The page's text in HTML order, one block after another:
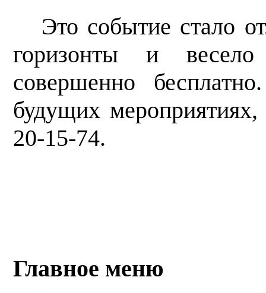
Это событие стало
горизонты и
совершенно
будущих мероприятиях,
20-15-74.
Главное меню